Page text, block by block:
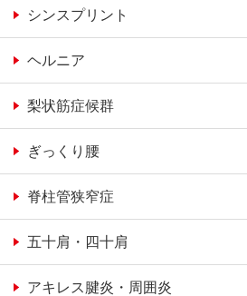
シンスプリント
ヘルニア
梨状筋症候群
ぎっくり腰
脊柱管狭窄症
五十肩・四十肩
アキレス腱炎・周囲炎